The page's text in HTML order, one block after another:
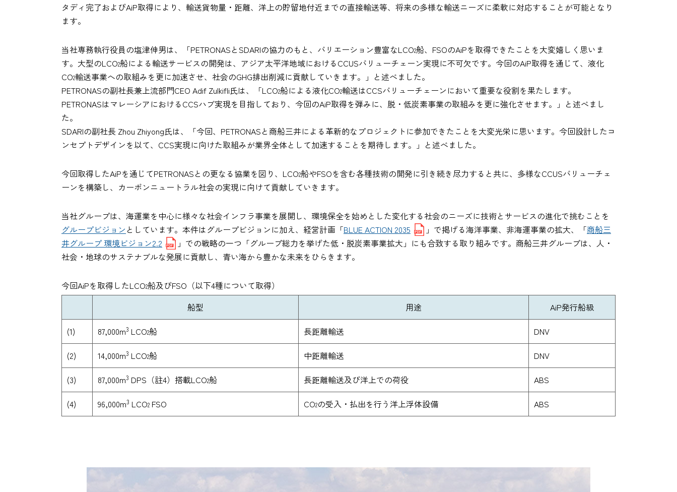
タディ完了およびAiP取得により、輸送貨物量・距離、洋上の貯留地付近までの直接輸送等、将来の多様な輸送ニーズに柔軟に対応することが可能となり
ます。
当社専務執行役員の塩津伸男は、「PETRONASとSDARIの協力のもと、バリエーション豊富なLCO2船、FSOのAiPを取得できたことを大変嬉しく思いま
す。大型のLCO2船による輸送サービスの開発は、アジア太平洋地域におけるCCUSバリューチェーン実現に不可欠です。今回のAiP取得を通じて、液化
CO2輸送事業への取組みを更に加速させ、社会のGHG排出削減に貢献していきます。」と述べました。
PETRONASの副社長兼上流部門CEO Adif Zulkifli氏は、「LCO2船による液化CO2輸送はCCSバリューチェーンにおいて重要な役割を果たします。
PETRONASはマレーシアにおけるCCSハブ実現を目指しており、今回のAiP取得を弾みに、脱・低炭素事業の取組みを更に強化させます。」と述べまし
た。
SDARIの副社長 Zhou Zhiyong氏は、「今回、PETRONASと商船三井による革新的なプロジェクトに参加できたことを大変光栄に思います。今回設計したコ
ンセプトデザインを以て、CCS実現に向けた取組みが業界全体として加速することを期待します。」と述べました。
今回取得したAiPを通じてPETRONASとの更なる協業を図り、LCO2船やFSOを含む各種技術の開発に引き続き尽力すると共に、多様なCCUSバリューチェ
ーンを構築し、カーボンニュートラル社会の実現に向けて貢献していきます。
当社グループは、海運業を中心に様々な社会インフラ事業を展開し、環境保全を始めとした変化する社会のニーズに技術とサービスの進化で挑むことを
グループビジョン としています。本件はグループビジョンに加え、経営計画「BLUE ACTION 2035 」で掲げる海洋事業、非海運事業の拡大、「商船三
井グループ 環境ビジョン2.2
」での戦略の一つ「グループ総力を挙げた低・脱炭素事業拡大」にも合致する取り組みです。商船三井グループは、人・
社会・地球のサステナブルな発展に貢献し、青い海から豊かな未来をひらきます。
今回AiPを取得したLCO2船及びFSO（以下4種について取得）
船型
用途
AiP発行船級
(1)
87,000m3 LCO2船 長距離輸送
DNV
(2)
14,000m3 LCO2船 中距離輸送
DNV
(3)
87,000m3 DPS（註4）搭載LCO2船 長距離輸送及び洋上での荷役
ABS
(4)
96,000m3 LCO2 FSO CO2の受入・払出を行う洋上浮体設備 ABS